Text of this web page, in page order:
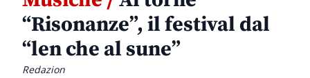
“Risonanze”, il festival dal
“len che al sune”
Redazion